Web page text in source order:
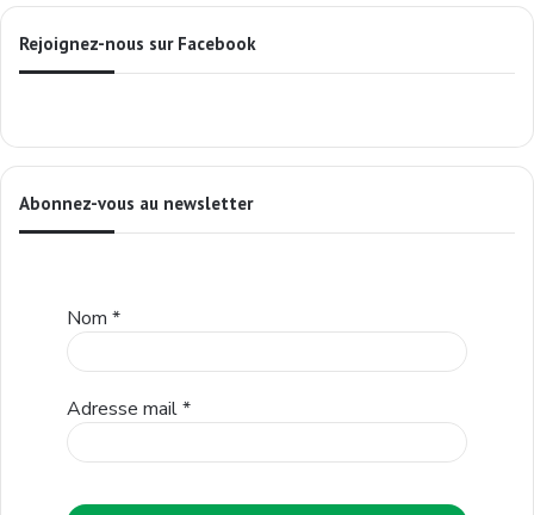
Rejoignez-nous sur Facebook
Abonnez-vous au newsletter
Nom *
Adresse mail*